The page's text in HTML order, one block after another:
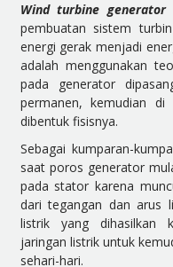
Wind turbine generator
pembuatan sistem
energi gerak menjadi
adalah menggunakan
pada generator
permanen, kemudian
dibentuk fisisnya.
Sebagai kumparan-
saat poros generator
pada stator karena
dari tegangan dan arus
listrik yang dihasilkan
jaringan listrik untuk
sehari-hari.